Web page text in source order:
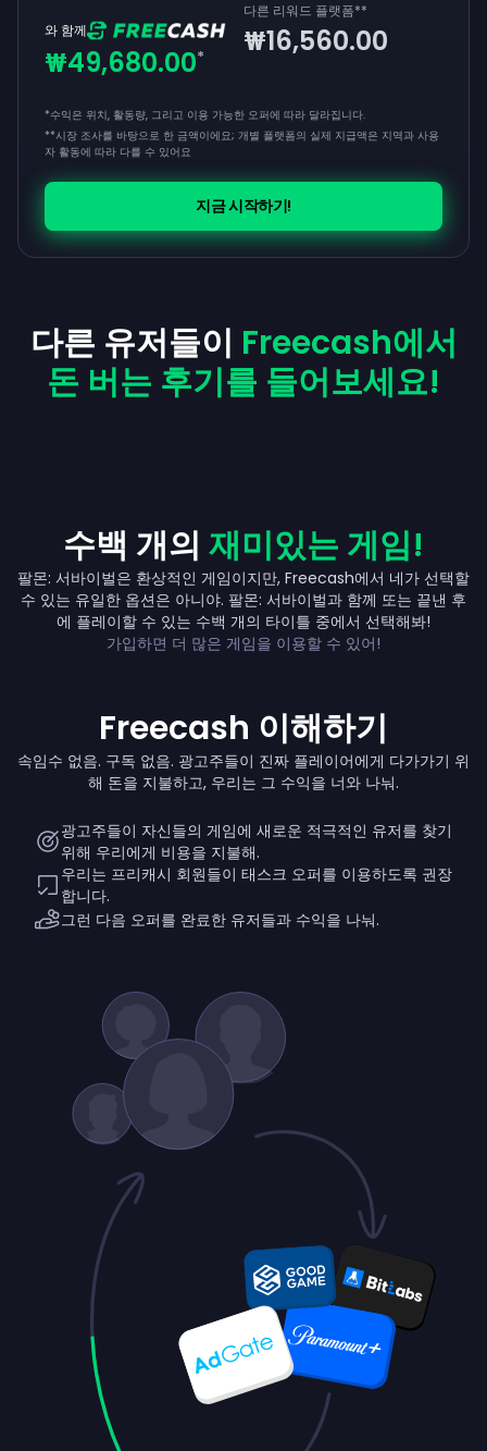
와 함께
₩49,680.00*
다른 리워드 플랫폼**
₩16,560.00
*수익은 위치, 활동량, 그리고 이용 가능한 오퍼에 따라 달라집니다.
**시장 조사를 바탕으로 한 금액이에요; 개별 플랫폼의 실제 지급액은 지역과 사용
자 활동에 따라 다를 수 있어요
지금 시작하기!
다른 유저들이 Freecash에서
돈 버는 후기를 들어보세요!
수백 개의 재미있는 게임!
팔몬: 서바이벌은 환상적인 게임이지만, Freecash에서 네가 선택할
수 있는 유일한 옵션은 아니야. 팔몬: 서바이벌과 함께 또는 끝낸 후
에 플레이할 수 있는 수백 개의 타이틀 중에서 선택해봐!
Up to ₩610,000
가입하면 더 많은 게임을 이용할 수 있어!
Freecash 이해하기
속임수 없음. 구독 없음. 광고주들이 진짜 플레이어에게 다가가기 위
해 돈을 지불하고, 우리는 그 수익을 너와 나눠.
광고주들이 자신들의 게임에 새로운 적극적인 유저를 찾기
위해 우리에게 비용을 지불해.
우리는 프리캐시 회원들이 태스크 오퍼를 이용하도록 권장
합니다.
그런 다음 오퍼를 완료한 유저들과 수익을 나눠.